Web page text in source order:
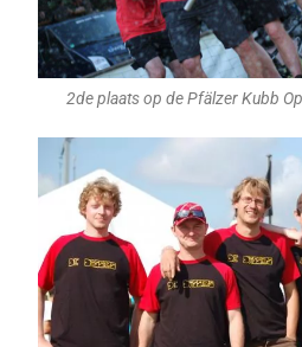
2de plaats op de Pfälzer Kubb